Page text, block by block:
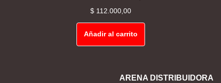
$112.000,00
Añadir al carrito
ARENA DISTRIBUIDORA